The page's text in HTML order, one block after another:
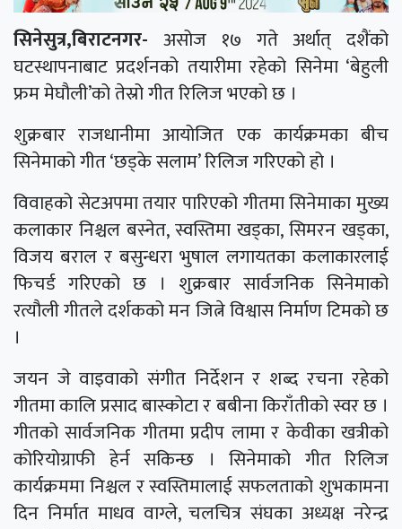
सिनेसुत्र,बिराटनगर- असोज १७ गते अर्थात् दशैंको
घटस्थापनाबाट प्रदर्शनको तयारीमा रहेको सिनेमा ‘बेहुली
फ्रम मेघौली’को तेस्रो गीत रिलिज भएको छ ।
शुक्रबार राजधानीमा आयोजित एक कार्यक्रमका बीच
सिनेमाको गीत ‘छड्के सलाम’ रिलिज गरिएको हो ।
विवाहको सेटअपमा तयार पारिएको गीतमा सिनेमाका मुख्य
कलाकार निश्चल बस्नेत, स्वस्तिमा खड्का, सिमरन खड्का,
विजय बराल र बसुन्धरा भुषाल लगायतका कलाकारलाई
फिचर्ड गरिएको छ । शुक्रबार सार्वजनिक सिनेमाको
रत्यौली गीतले दर्शकको मन जित्ने विश्वास निर्माण टिमको छ
।
जयन जे वाइवाको संगीत निर्देशन र शब्द रचना रहेको
गीतमा कालि प्रसाद बास्कोटा र बबीना किराँतीको स्वर छ ।
गीतको सार्वजनिक गीतमा प्रदीप लामा र केवीका खत्रीको
कोरियोग्राफी हेर्न सकिन्छ । सिनेमाको गीत रिलिज
कार्यक्रममा निश्चल र स्वस्तिमालाई सफलताको शुभकामना
दिन निर्मात माधव वाग्ले, चलचित्र संघका अध्यक्ष नरेन्द्र